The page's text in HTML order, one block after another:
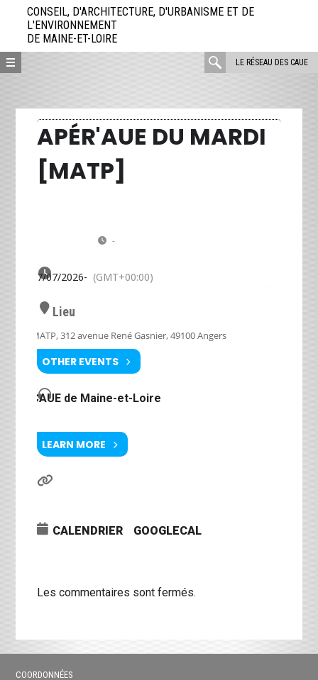
directement
contenu
CONSEIL, D'ARCHITECTURE, D'URBANISME ET DE
L'ENVIRONNEMENT
DE MAINE-ET-LOIRE
LE RÉSEAU DES CAUE
rechercher
APÉR'AUE DU MARDI
[MATP]
-
07/07/2026- (GMT+00:00)
Lieu
MATP, 312 avenue René Gasnier, 49100 Angers
OTHER EVENTS
CAUE de Maine-et-Loire
LEARN MORE
CALENDRIER GOOGLECAL
Les commentaires sont fermés.
COORDONNÉES